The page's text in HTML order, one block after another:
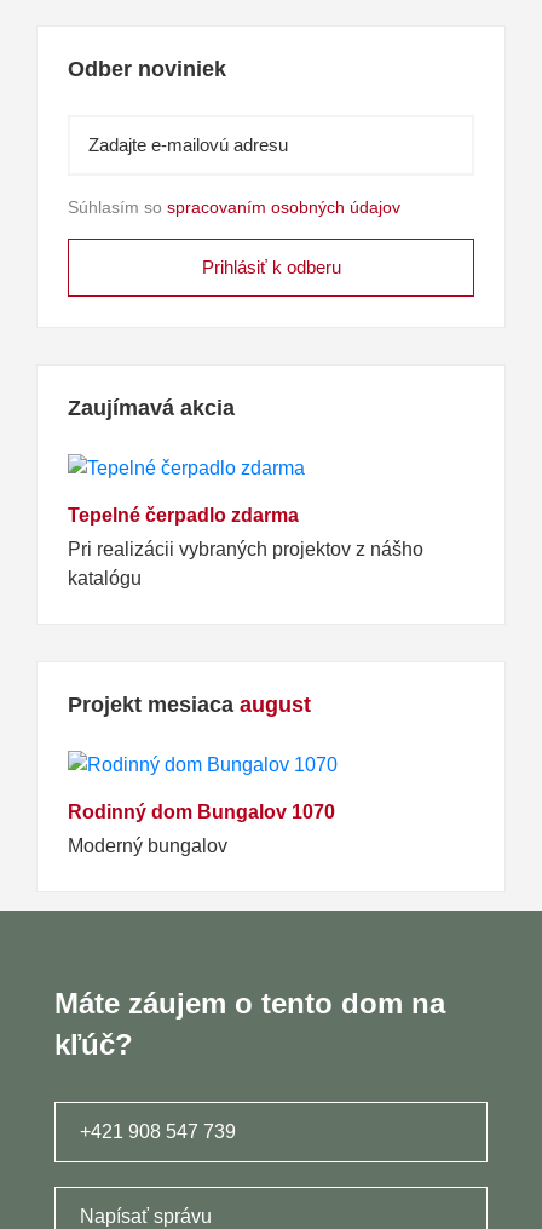
Odber noviniek
Súhlasím so spracovaním osobných údajov
Zaujímavá akcia
Tepelné čerpadlo zdarma
Pri realizácii vybraných projektov z nášho
katalógu
Projekt mesiaca august
Rodinný dom Bungalov 1070
Moderný bungalov
Máte záujem o tento dom na
kľúč?
+421 908 547 739
Napísať správu